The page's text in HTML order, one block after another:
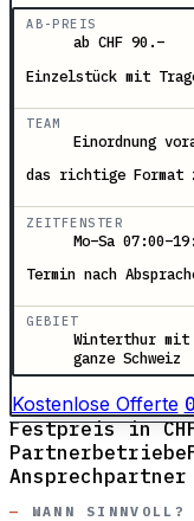
AB-PREIS
ab CHF 90.–
Einzelstück mit
TEAM
Einordnung
das richtige Format
ZEITFENSTER
Mo–Sa
Termin nach
GEBIET
Winterthur
ganze Schweiz
Kostenlose Offerte
Festpreis in
Partnerbetriebe
Ansprechpartner
WANN SINNVOLL?